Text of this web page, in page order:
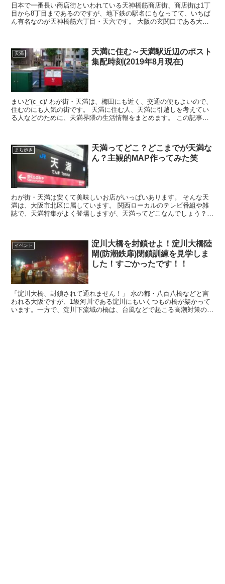
日本で一番長い商店街といわれている天神橋筋商店街、商店街は1丁
目から8丁目まであるのですが、地下鉄の駅名にもなってて、いちば
ん有名なのが天神橋筋六丁目・天六です。 大阪の玄関口である大阪
天満
天満に住む～天満駅近辺のポスト
集配時刻(2019年8月現在)
まいど(c_c)/ わが街・天満は、梅田にも近く、交通の便もよいので、
住むのにも人気の街です。 天満に住む人、天満に引越しを考えてい
る人などのために、天満界隈の生活情報をまとめます。 この記事で
まち歩き
天満ってどこ？どこまでが天満な
ん？主観的MAP作ってみた笑
わが街・天満は安くて美味しいお店がいっぱいあります。 そんな天
満は、大阪市北区に属しています。 関西ローカルのテレビ番組や雑
誌で、天満特集がよく登場しますが、天満ってどこなんでしょう？ど
イベント
淀川大橋を封鎖せよ！淀川大橋陸
閘(防潮鉄扉)閉鎖訓練を見学しま
した！すごかったです！！
「淀川大橋、封鎖されて通れません！」 水の都・八百八橋などと言
われる大阪ですが、1級河川である淀川にもいくつもの橋が架かって
います。一方で、淀川下流域の橋は、台風などで起こる高潮対策の